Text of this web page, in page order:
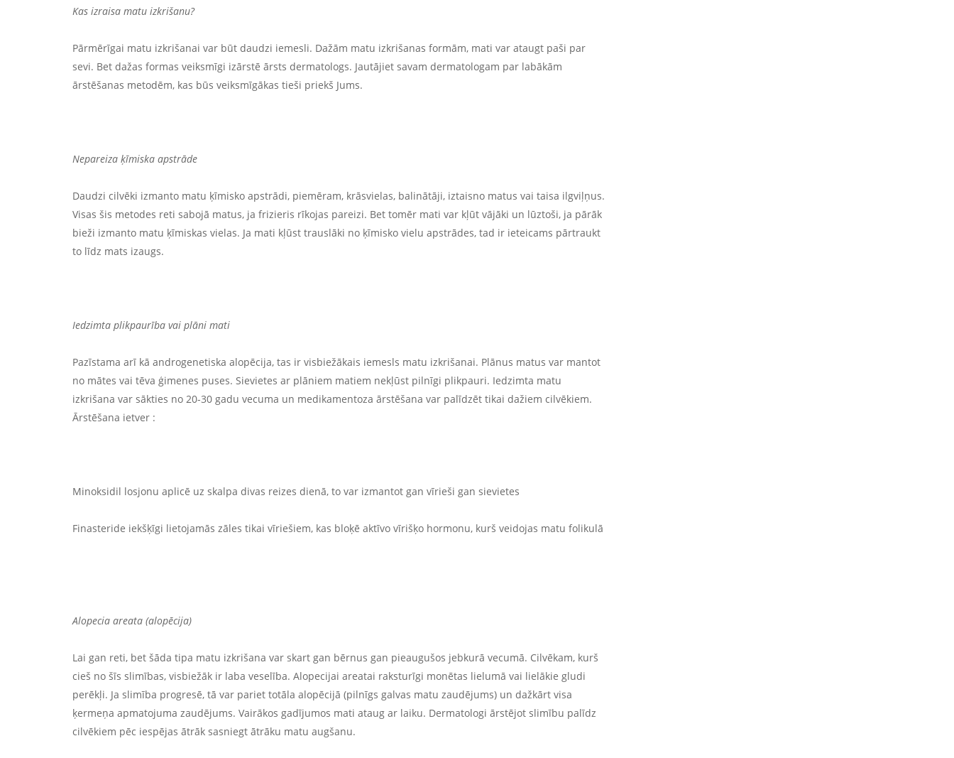
Kas izraisa matu izkrišanu?
Pārmērīgai matu izkrišanai var būt daudzi iemesli. Dažām matu izkrišanas formām, mati var ataugt paši par
sevi. Bet dažas formas veiksmīgi izārstē ārsts dermatologs. Jautājiet savam dermatologam par labākām
ārstēšanas metodēm, kas būs veiksmīgākas tieši priekš Jums.
Nepareiza ķīmiska apstrāde
Daudzi cilvēki izmanto matu ķīmisko apstrādi, piemēram, krāsvielas, balinātāji, iztaisno matus vai taisa ilgviļņus.
Visas šis metodes reti sabojā matus, ja frizieris rīkojas pareizi. Bet tomēr mati var kļūt vājāki un lūztoši, ja pārāk
bieži izmanto matu ķīmiskas vielas. Ja mati kļūst trauslāki no ķīmisko vielu apstrādes, tad ir ieteicams pārtraukt
to līdz mats izaugs.
Iedzimta plikpaurība vai plāni mati
Pazīstama arī kā androgenetiska alopēcija, tas ir visbiežākais iemesls matu izkrišanai. Plānus matus var mantot
no mātes vai tēva ģimenes puses. Sievietes ar plāniem matiem nekļūst pilnīgi plikpauri. Iedzimta matu
izkrišana var sākties no 20-30 gadu vecuma un medikamentoza ārstēšana var palīdzēt tikai dažiem cilvēkiem.
Ārstēšana ietver :
Minoksidil losjonu aplicē uz skalpa divas reizes dienā, to var izmantot gan vīrieši gan sievietes
Finasteride iekšķīgi lietojamās zāles tikai vīriešiem, kas bloķē aktīvo vīrišķo hormonu, kurš veidojas matu folikulā
Alopecia areata (alopēcija)
Lai gan reti, bet šāda tipa matu izkrišana var skart gan bērnus gan pieaugušos jebkurā vecumā. Cilvēkam, kurš
cieš no šīs slimības, visbiežāk ir laba veselība. Alopecijai areatai raksturīgi monētas lielumā vai lielākie gludi
perēkļi. Ja slimība progresē, tā var pariet totāla alopēcijā (pilnīgs galvas matu zaudējums) un dažkārt visa
ķermeņa apmatojuma zaudējums. Vairākos gadījumos mati ataug ar laiku. Dermatologi ārstējot slimību palīdz
cilvēkiem pēc iespējas ātrāk sasniegt ātrāku matu augšanu.